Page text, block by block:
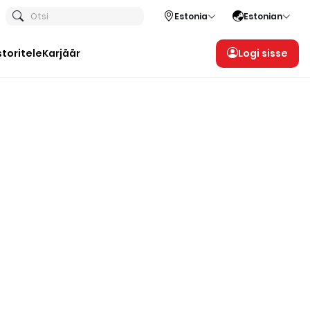
Otsi Estonia Estonian
Karjäär Logi sisse